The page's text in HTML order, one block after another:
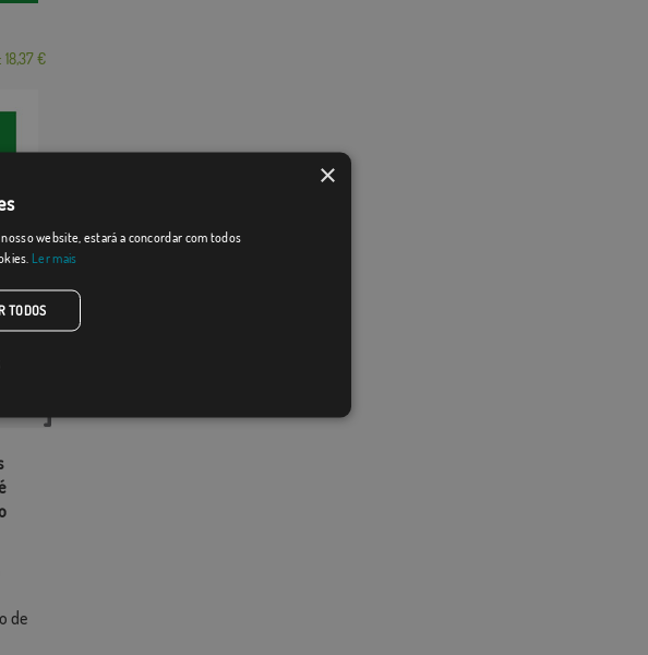
18,37 €
de
×
website, estará a concordar com todos
Ler mais
TODOS